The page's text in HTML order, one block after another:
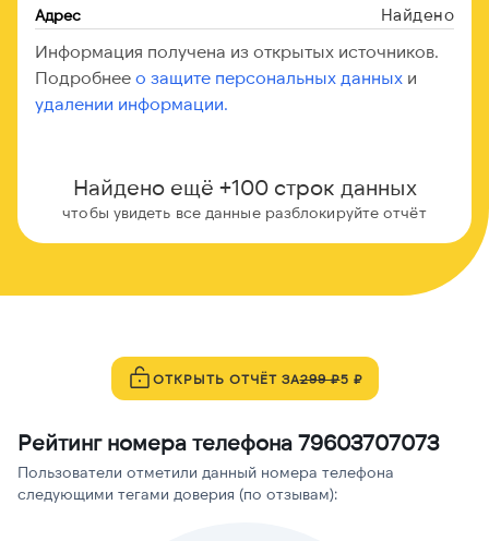
Адрес Найдено
Информация получена из открытых источников.
Подробнее о защите персональных данных и
удалении информации.
Найдено ещё +100 строк данных
чтобы увидеть все данные разблокируйте отчёт
ОТКРЫТЬ ОТЧЁТ ЗА299 ₽5 ₽
Рейтинг номера телефона 79603707073
Пользователи отметили данный номера телефона
следующими тегами доверия (по отзывам):